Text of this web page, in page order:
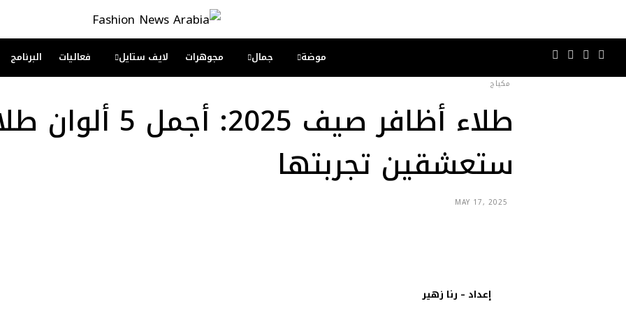
موضة جمال مجوهرات لايف ستايل فعاليات البرنامج
مكياج
طلاء أظافر صيف 2025:
ستعشقين تجربتها
MAY 17, 2025
إعداد – رنا زهير